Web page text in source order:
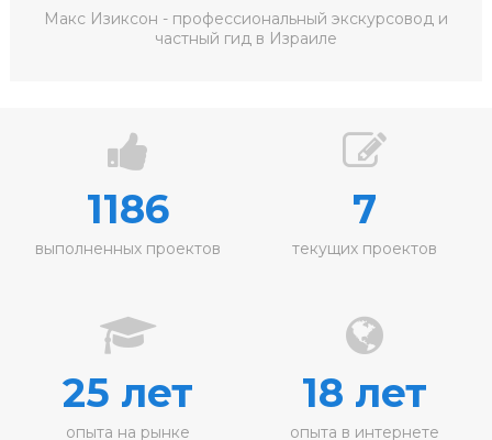
Нарциссия - клиника эстетической медицины.
Лазерное омоложение
1186
выполненных проектов
7
текущих проектов
25 лет
опыта на рынке
18 лет
опыта в интернете